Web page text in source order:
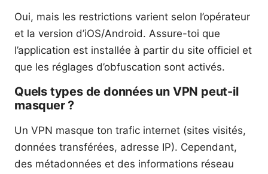
Oui, mais les restrictions varient selon l’opérateur
et la version d’iOS/Android. Assure-toi que
l’application est installée à partir du site officiel et
que les réglages d’obfuscation sont activés.
Quels types de données un VPN peut-il
masquer ?
Un VPN masque ton trafic internet (sites visités,
données transférées, adresse IP). Cependant,
des métadonnées et des informations réseau